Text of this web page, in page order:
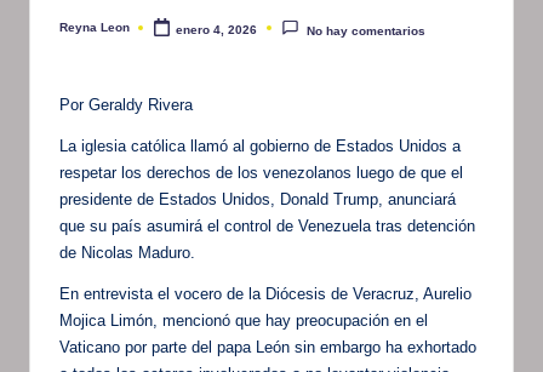
Publicado
Reyna Leon enero 4, 2026 No hay comentarios
Por Geraldy Rivera
La iglesia católica llamó al gobierno de Estados Unidos a
respetar los derechos de los venezolanos luego de que el
presidente de Estados Unidos, Donald Trump, anunciará
que su país asumirá el control de Venezuela tras detención
de Nicolas Maduro.
En entrevista el vocero de la Diócesis de Veracruz, Aurelio
Mojica Limón, mencionó que hay preocupación en el
Vaticano por parte del papa León sin embargo ha exhortado